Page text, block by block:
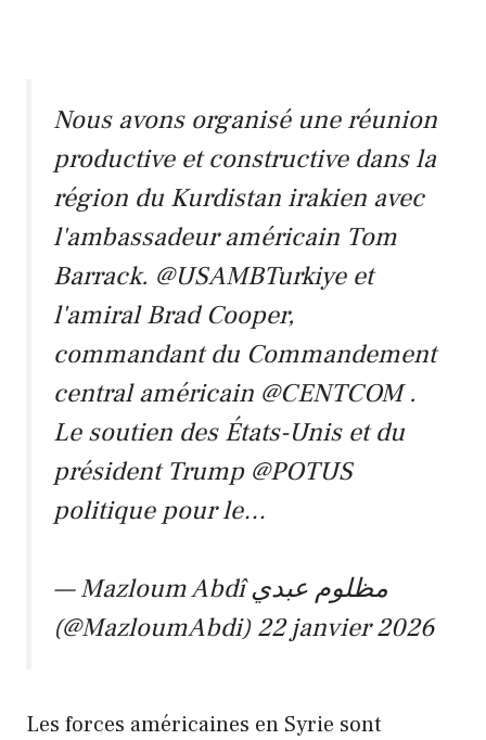
Nous avons organisé une réunion
productive et constructive dans la
région du Kurdistan irakien avec
l'ambassadeur américain Tom
Barrack. @USAMBTurkiyeet
l'amiral Brad Cooper,
commandant du Commandement
central américain @CENTCOM.
Le soutien des États-Unis et du
président Trump @POTUS
politique pour le…
— Mazloum Abdî مظلوم عبدي
(@MazloumAbdi)22 janvier 2026
Les forces américaines en Syrie sont